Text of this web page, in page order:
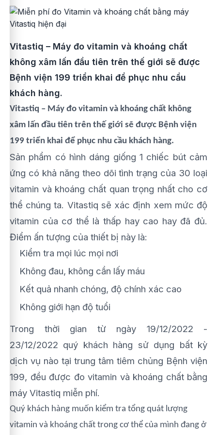
Vitastiq – Máy đo vitamin và khoáng chất
không xâm lấn đầu tiên trên thế giới sẽ được
Bệnh viện 199 triển khai để phục nhu cầu
khách hàng.
Vitastiq – Máy đo vitamin và khoáng chất không
xâm lấn đầu tiên trên thế giới sẽ được Bệnh viện
199 triển khai để phục nhu cầu khách hàng.
Sản phẩm có hình dáng giống 1 chiếc bút cảm
ứng có khả năng theo dõi tình trạng của 30 loại
vitamin và khoáng chất quan trọng nhất cho cơ
thể chúng ta. Vitastiq sẽ xác định xem mức độ
vitamin của cơ thể là thấp hay cao hay đã đủ.
Điểm ấn tượng của thiết bị này là:
Kiểm tra mọi lúc mọi nơi
Không đau, không cần lấy máu
Kết quả nhanh chóng, độ chính xác cao
Không giới hạn độ tuổi
Trong thời gian từ ngày 19/12/2022 -
23/12/2022 quý khách hàng sử dụng bất kỳ
dịch vụ nào tại trung tâm tiêm chủng Bệnh viện
199, đều được đo vitamin và khoáng chất bằng
máy Vitastiq miễn phí.
Quý khách hàng muốn kiểm tra tổng quát lượng
vitamin và khoáng chất trong cơ thể của mình đang ở